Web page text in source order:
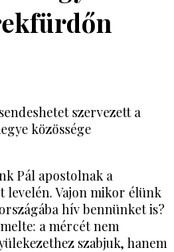
szervezett a
közössége
Pál apostolnak a
levelén. Vajon mikor élünk
hív bennünket is?
a mércét nem
szabjuk, hanem